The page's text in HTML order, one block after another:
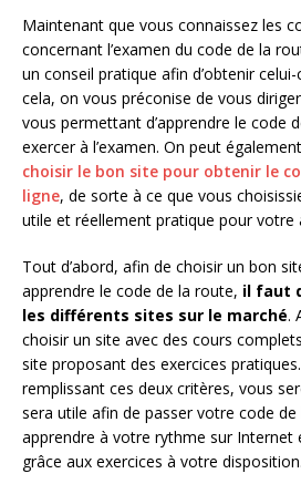
Maintenant que vous connaissez les
concernant l’examen du code de la
un conseil pratique afin d’obtenir
cela, on vous préconise de vous
vous permettant d’apprendre le code
exercer à l’examen. On peut
choisir le bon site pour obtenir le
ligne, de sorte à ce que vous
utile et réellement pratique pour votre
Tout d’abord, afin de choisir un bon
apprendre le code de la route, il faut
les différents sites sur le marché.
choisir un site avec des cours
site proposant des exercices
remplissant ces deux critères, vous
sera utile afin de passer votre code
apprendre à votre rythme sur Internet
grâce aux exercices à votre disposition.